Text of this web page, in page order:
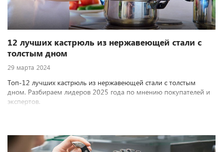
12 лучших кастрюль из нержавеющей стали с
толстым дном
29 марта 2024
Топ-12 лучших кастрюль из нержавеющей стали с толстым
дном. Разбираем лидеров 2025 года по мнению покупателей и
экспертов.